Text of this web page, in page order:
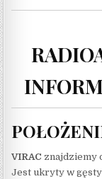
VIRAC znajdziemy
Jest ukryty w